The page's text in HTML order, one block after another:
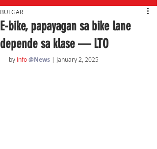
E-bike, papayagan sa bike lane
depende sa klase — LTO
BULGAR
by Info @News | January 2, 2025